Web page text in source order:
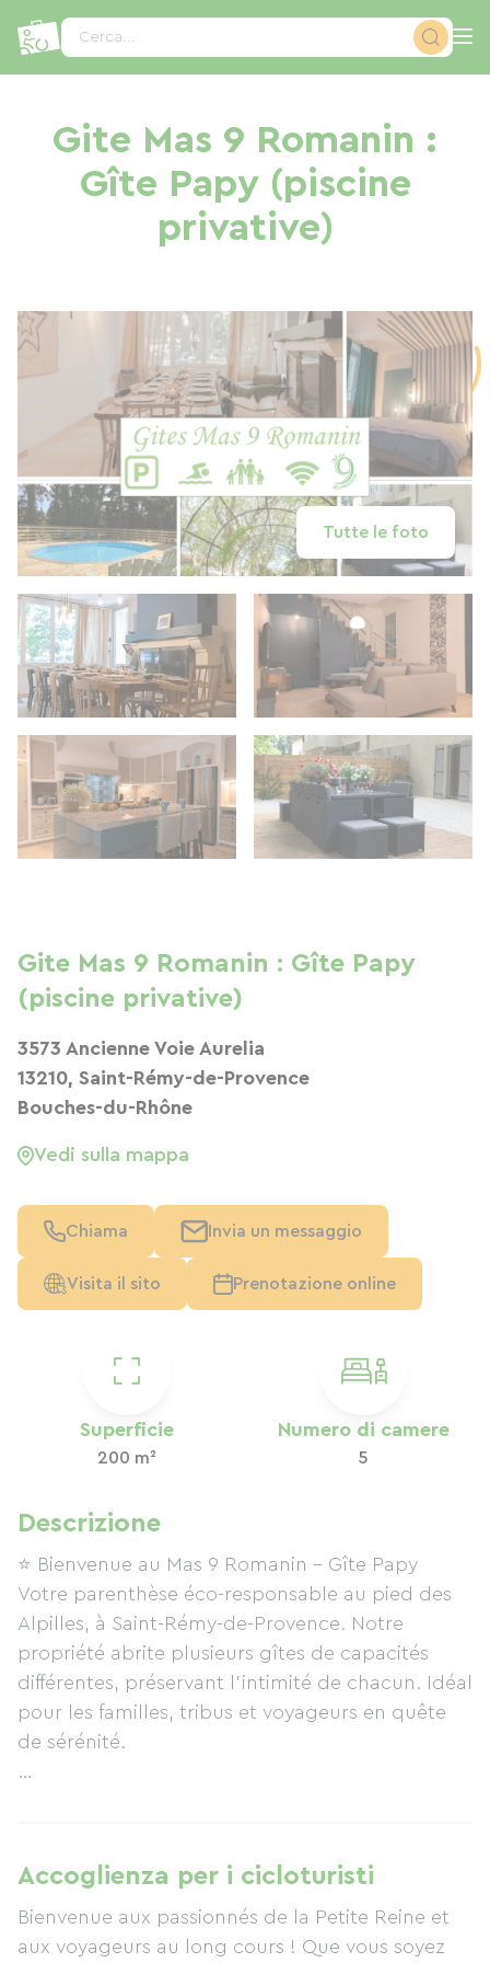
Cerca...
Gite Mas 9 Romanin :
Gîte Papy (piscine
privative)
Tutte le foto
Superficie
200 m²
Numero di camere
5
Descrizione
⭐ Bienvenue au Mas 9 Romanin – Gîte Papy
Votre parenthèse éco-responsable au pied des
Alpilles, à Saint-Rémy-de-Provence. Notre
propriété abrite plusieurs gîtes de capacités
différentes, préservant l'intimité de chacun. Idéal
pour les familles, tribus et voyageurs en quête
de sérénité.
l'ancien et confort moderne : 5 chambres
spacieuses, un salon avec canapé convertible
premium, une cuisine entièrement équipée et un
grand salon convivial à l'esprit "récup".
Accoglienza per i cicloturisti
Bienvenue aux passionnés de la Petite Reine et
aux voyageurs au long cours ! Que vous soyez
Gite Mas 9 Romanin : Gîte Papy
(piscine privative)
3573 Ancienne Voie Aurelia
13210, Saint-Rémy-de-Provence
Bouches-du-Rhône
Vedi sulla mappa
Chiama Invia un messaggio
Visita il sito Prenotazione online
Pannello di gestione dei cookies